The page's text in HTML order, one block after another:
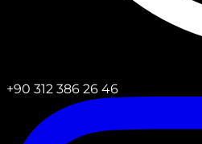
+90 312 386 26 46